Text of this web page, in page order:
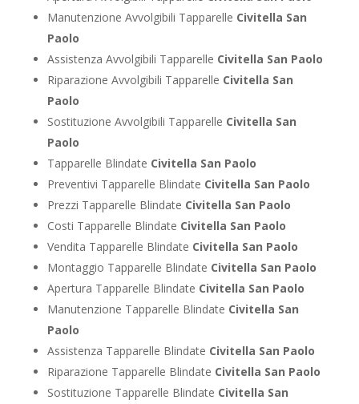
Manutenzione Avvolgibili Tapparelle Civitella San
Paolo
Assistenza Avvolgibili Tapparelle Civitella San Paolo
Riparazione Avvolgibili Tapparelle Civitella San
Paolo
Sostituzione Avvolgibili Tapparelle Civitella San
Paolo
Tapparelle Blindate Civitella San Paolo
Preventivi Tapparelle Blindate Civitella San Paolo
Prezzi Tapparelle Blindate Civitella San Paolo
Costi Tapparelle Blindate Civitella San Paolo
Vendita Tapparelle Blindate Civitella San Paolo
Montaggio Tapparelle Blindate Civitella San Paolo
Apertura Tapparelle Blindate Civitella San Paolo
Manutenzione Tapparelle Blindate Civitella San
Paolo
Assistenza Tapparelle Blindate Civitella San Paolo
Riparazione Tapparelle Blindate Civitella San Paolo
Sostituzione Tapparelle Blindate Civitella San